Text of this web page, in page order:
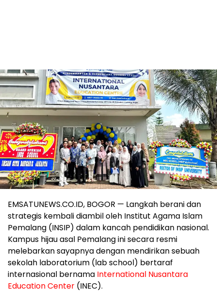
EMSATUNEWS.CO.ID, BOGOR — Langkah berani dan
strategis kembali diambil oleh Institut Agama Islam
Pemalang (INSIP) dalam kancah pendidikan nasional.
Kampus hijau asal Pemalang ini secara resmi
melebarkan sayapnya dengan mendirikan sebuah
sekolah laboratorium (lab school) bertaraf
internasional bernama International Nusantara
Education Center (INEC).